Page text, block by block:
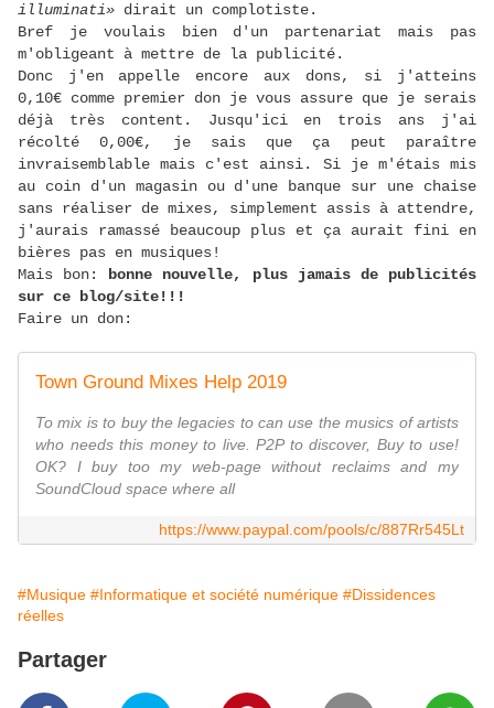
illuminati» dirait un complotiste.
Bref je voulais bien d'un partenariat mais pas
m'obligeant à mettre de la publicité.
Donc j'en appelle encore aux dons, si j'atteins
0,10€ comme premier don je vous assure que je serais
déjà très content. Jusqu'ici en trois ans j'ai
récolté 0,00€, je sais que ça peut paraître
invraisemblable mais c'est ainsi. Si je m'étais mis
au coin d'un magasin ou d'une banque sur une chaise
sans réaliser de mixes, simplement assis à attendre,
j'aurais ramassé beaucoup plus et ça aurait fini en
bières pas en musiques!
Mais bon:
bonne nouvelle, plus jamais de publicités
sur ce blog/site!!!
Faire un don:
Town Ground Mixes Help 2019
To mix is to buy the legacies to can use the musics of artists
who needs this money to live. P2P to discover, Buy to use!
OK? I buy too my web-page without reclaims and my
SoundCloud space where all
https://www.paypal.com/pools/c/887Rr545Lt
#Musique #Informatique et société numérique #Dissidences
réelles
Partager